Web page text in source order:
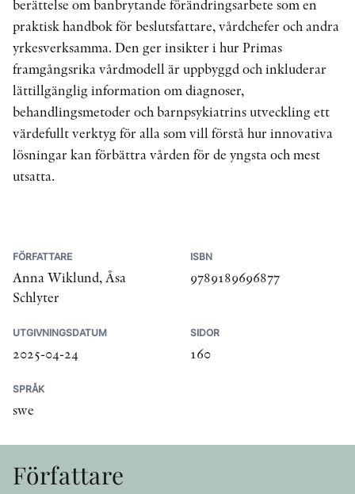
berättelse om banbrytande förändringsarbete som en
praktisk handbok för beslutsfattare, vårdchefer och andra
yrkesverksamma. Den ger insikter i hur Primas
framgångsrika vårdmodell är uppbyggd och inkluderar
lättillgänglig information om diagnoser,
behandlingsmetoder och barnpsykiatrins utveckling ett
värdefullt verktyg för alla som vill förstå hur innovativa
lösningar kan förbättra vården för de yngsta och mest
utsatta.
FÖRFATTARE
Anna Wiklund, Åsa
Schlyter
ISBN
9789189696877
UTGIVNINGSDATUM
2025-04-24
SIDOR
160
SPRÅK
swe
Författare